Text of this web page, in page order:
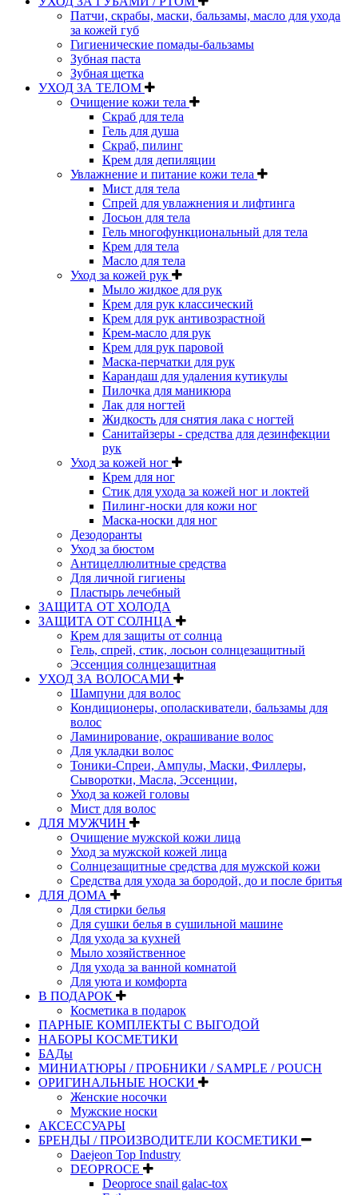
Патчи, скрабы, маски, бальзамы, масло для ухода
за кожей губ
Гигиенические помады-бальзамы
Зубная паста
Зубная щетка
УХОД ЗА ТЕЛОМ
Очищение кожи тела
Скраб для тела
Гель для душа
Скраб, пилинг
Крем для депиляции
Увлажнение и питание кожи тела
Мист для тела
Спрей для увлажнения и лифтинга
Лосьон для тела
Гель многофункциональный для тела
Крем для тела
Масло для тела
Уход за кожей рук
Мыло жидкое для рук
Крем для рук классический
Крем для рук антивозрастной
Крем-масло для рук
Крем для рук паровой
Маска-перчатки для рук
Карандаш для удаления кутикулы
Пилочка для маникюра
Лак для ногтей
Жидкость для снятия лака с ногтей
Санитайзеры - средства для дезинфекции
рук
Уход за кожей ног
Крем для ног
Стик для ухода за кожей ног и локтей
Пилинг-носки для кожи ног
Маска-носки для ног
Дезодоранты
Уход за бюстом
Антицеллюлитные средства
Для личной гигиены
Пластырь лечебный
ЗАЩИТА ОТ ХОЛОДА
ЗАЩИТА ОТ СОЛНЦА
Крем для защиты от солнца
Гель, спрей, стик, лосьон солнцезащитный
Эссенция солнцезащитная
УХОД ЗА ВОЛОСАМИ
Шампуни для волос
Кондиционеры, ополаскиватели, бальзамы для
волос
Ламинирование, окрашивание волос
Для укладки волос
Тоники-Спреи, Ампулы, Маски, Филлеры,
Сыворотки, Масла, Эссенции,
Уход за кожей головы
Мист для волос
ДЛЯ МУЖЧИН
Очищение мужской кожи лица
Уход за мужской кожей лица
Солнцезащитные средства для мужской кожи
Средства для ухода за бородой, до и после бритья
ДЛЯ ДОМА
Для стирки белья
Для сушки белья в сушильной машине
Для ухода за кухней
Мыло хозяйственное
Для ухода за ванной комнатой
Для уюта и комфорта
В ПОДАРОК
Косметика в подарок
ПАРНЫЕ КОМПЛЕКТЫ С ВЫГОДОЙ
НАБОРЫ КОСМЕТИКИ
БАДы
МИНИАТЮРЫ / ПРОБНИКИ / SAMPLE / POUCH
ОРИГИНАЛЬНЫЕ НОСКИ
Женские носочки
Мужские носки
АКСЕССУАРЫ
БРЕНДЫ / ПРОИЗВОДИТЕЛИ КОСМЕТИКИ
Daejeon Top Industry
DEOPROCE
Deoproce snail galac-tox